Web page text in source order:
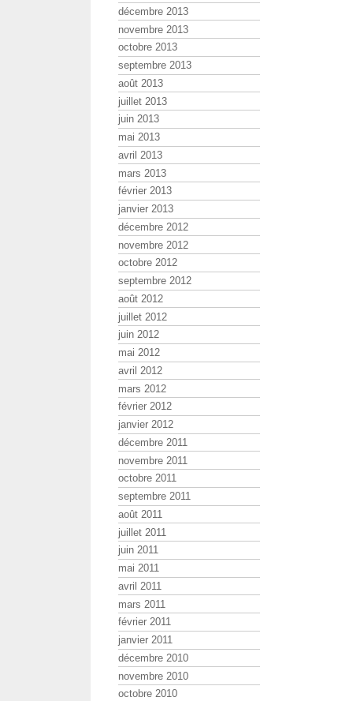
décembre 2013
novembre 2013
octobre 2013
septembre 2013
août 2013
juillet 2013
juin 2013
mai 2013
avril 2013
mars 2013
février 2013
janvier 2013
décembre 2012
novembre 2012
octobre 2012
septembre 2012
août 2012
juillet 2012
juin 2012
mai 2012
avril 2012
mars 2012
février 2012
janvier 2012
décembre 2011
novembre 2011
octobre 2011
septembre 2011
août 2011
juillet 2011
juin 2011
mai 2011
avril 2011
mars 2011
février 2011
janvier 2011
décembre 2010
novembre 2010
octobre 2010